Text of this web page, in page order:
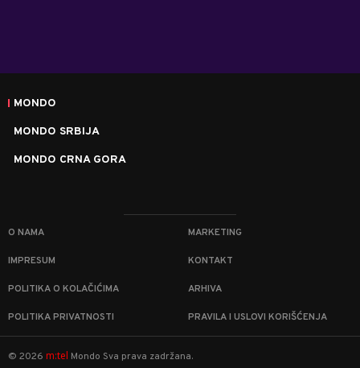
MONDO
MONDO SRBIJA
MONDO CRNA GORA
O NAMA MARKETING
IMPRESUM KONTAKT
POLITIKA O KOLAČIĆIMA ARHIVA
POLITIKA PRIVATNOSTI PRAVILA I USLOVI KORIŠĆENJA
© 2026 m:tel Mondo Sva prava zadržana.